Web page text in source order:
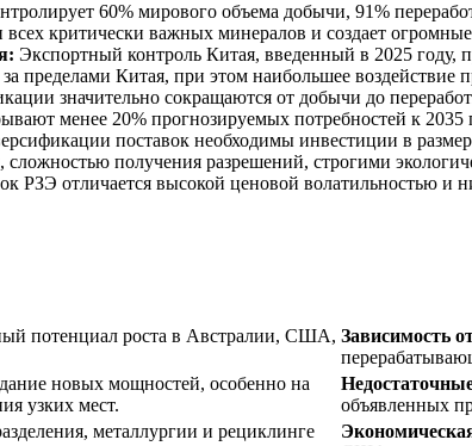
60% мирового объема добычи, 91%
критически важных минералов и создает
Экспортный контроль Китая, введенный в 2025 году,
пределами Китая, при этом наибольшее
значительно сокращаются от добычи до
менее 20% прогнозируемых потребностей к 2035
поставок необходимы инвестиции в
получения разрешений, строгими
РЗЭ отличается высокой ценовой волатильностью и
потенциал роста в Австралии, США, Зависимость
новых мощностей, особенно на
узких мест.
объявленных
металлургии и рециклинге